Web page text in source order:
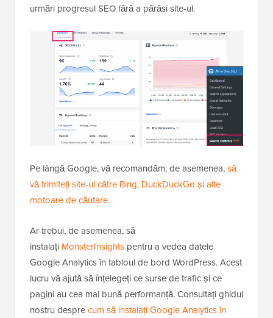
urmări progresul SEO fără a părăsi site-ul.
Pe lângă Google, vă recomandăm, de asemenea,să
vă trimiteți site-ul către Bing, DuckDuckGo și alte
motoare de căutare.
Ar trebui, de asemenea, să
instalați MonsterInsights pentru a vedea datele
Google Analytics în tabloul de bord WordPress. Acest
lucru vă ajută să înțelegeți ce surse de trafic și ce
pagini au cea mai bună performanță. Consultați ghidul
nostru desprecum să instalați Google Analytics în